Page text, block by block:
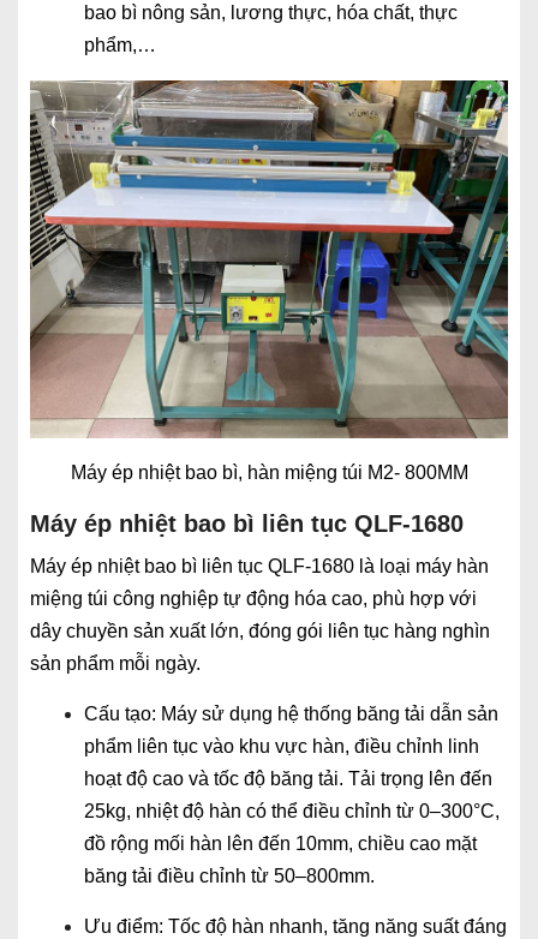
bao bì nông sản, lương thực, hóa chất, thực
phẩm,…
Máy ép nhiệt bao bì, hàn miệng túi M2- 800MM
Máy ép nhiệt bao bì liên tục QLF-1680
Máy ép nhiệt bao bì liên tục QLF-1680 là loại máy hàn
miệng túi công nghiệp tự động hóa cao, phù hợp với
dây chuyền sản xuất lớn, đóng gói liên tục hàng nghìn
sản phẩm mỗi ngày.
Cấu tạo: Máy sử dụng hệ thống băng tải dẫn sản
phẩm liên tục vào khu vực hàn, điều chỉnh linh
hoạt độ cao và tốc độ băng tải. Tải trọng lên đến
25kg, nhiệt độ hàn có thể điều chỉnh từ 0–300°C,
đồ rộng mối hàn lên đến 10mm, chiều cao mặt
băng tải điều chỉnh từ 50–800mm.
Ưu điểm: Tốc độ hàn nhanh, tăng năng suất đáng